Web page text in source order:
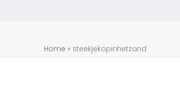
Home » steekjekopinhetzand